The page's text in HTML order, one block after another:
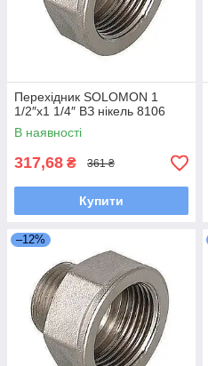
Перехідник SOLOMON 1
1/2″х1 1/4″ ВЗ нікель 8106
В наявності
317,68 ₴ 361 ₴
Купити
–12%